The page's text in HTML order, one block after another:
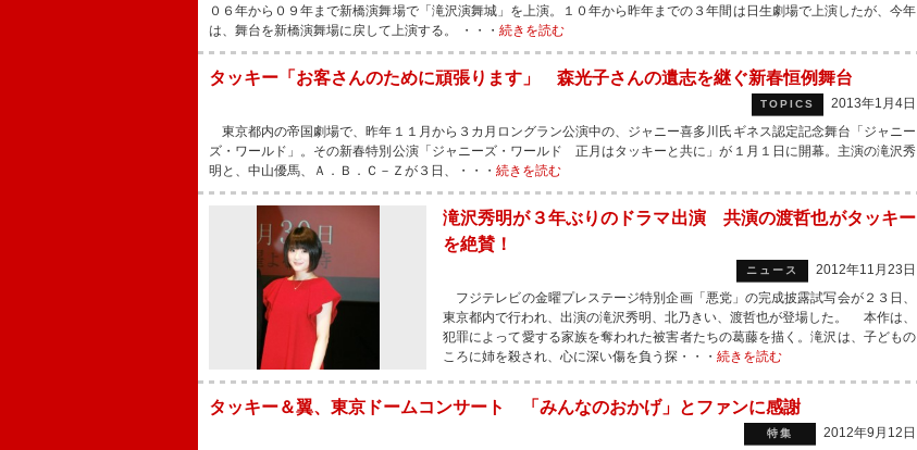
０６年から０９年まで新橋演舞場で「滝沢演舞城」を上演。１０年から昨年までの３年間は日生劇場で上演したが、今年
は、舞台を新橋演舞場に戻して上演する。 ・・・ 続きを読む
タッキー「お客さんのために頑張ります」 森光子さんの遺志を継ぐ新春恒例舞台
TOPICS
2013年1月4日
東京都内の帝国劇場で、昨年１１月から３カ月ロングラン公演中の、ジャニー喜多川氏ギネス認定記念舞台「ジャニー
ズ・ワールド」。その新春特別公演「ジャニーズ・ワールド 正月はタッキーと共に」が１月１日に開幕。主演の滝沢秀
明と、中山優馬、Ａ．Ｂ．Ｃ－Ｚが３日、・・・ 続きを読む
滝沢秀明が３年ぶりのドラマ出演 共演の渡哲也がタッキー
を絶賛！
ニュース
2012年11月23日
フジテレビの金曜プレステージ特別企画「悪党」の完成披露試写会が２３日、
東京都内で行われ、出演の滝沢秀明、北乃きい、渡哲也が登場した。 本作は、
犯罪によって愛する家族を奪われた被害者たちの葛藤を描く。滝沢は、子どもの
ころに姉を殺され、心に深い傷を負う探・・・ 続きを読む
タッキー＆翼、東京ドームコンサート 「みんなのおかげ」とファンに感謝
特集
2012年9月12日